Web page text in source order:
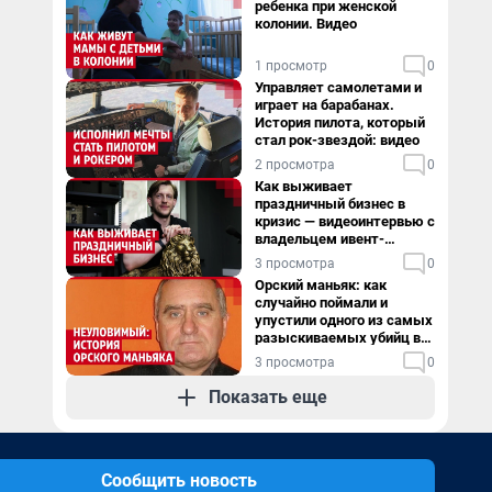
ребенка при женской
колонии. Видео
1 просмотр 0
Управляет самолетами и
играет на барабанах.
История пилота, который
стал рок-звездой: видео
2 просмотра 0
Как выживает
праздничный бизнес в
кризис — видеоинтервью с
владельцем ивент-
агентства
3 просмотра 0
Орский маньяк: как
случайно поймали и
упустили одного из самых
разыскиваемых убийц в
России. Видео
3 просмотра 0
Показать еще
Сообщить новость